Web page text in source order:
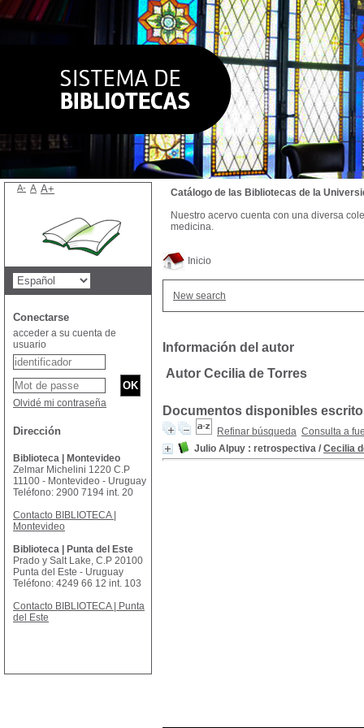
Inicio
New search
Información del autor
Autor Cecilia de Torres
Documentos disponibles
Refinar búsqueda Consulta a
Julio Alpuy : retrospectiva / Cecilia
Catálogo de las Bibliotecas de la
Nuestro acervo cuenta con una diversa
medicina.
A- A A+
Conectarse
acceder a su cuenta de
usuario
Olvidé mi contraseña
Dirección
Biblioteca | Montevideo
Zelmar Michelini 1220 C.P
11100 - Montevideo - Uruguay
Teléfono: 2900 7194 int. 20
Contacto BIBLIOTECA |
Montevideo
Biblioteca | Punta del Este
Prado y Salt Lake, C.P 20100
Punta del Este - Uruguay
Teléfono: 4249 66 12 int. 103
Contacto BIBLIOTECA | Punta
del Este